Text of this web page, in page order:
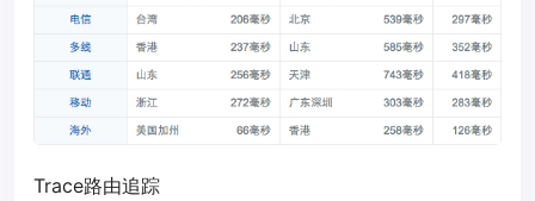
Trace路由追踪